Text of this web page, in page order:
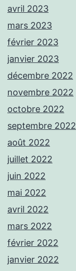
avril 2023
mars 2023
février 2023
janvier 2023
décembre 2022
novembre 2022
octobre 2022
septembre 2022
août 2022
juillet 2022
juin 2022
mai 2022
avril 2022
mars 2022
février 2022
janvier 2022